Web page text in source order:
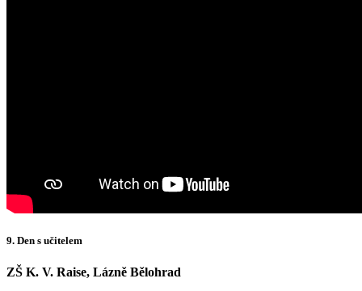
9. Den s učitelem
ZŠ K. V. Raise, Lázně Bělohrad